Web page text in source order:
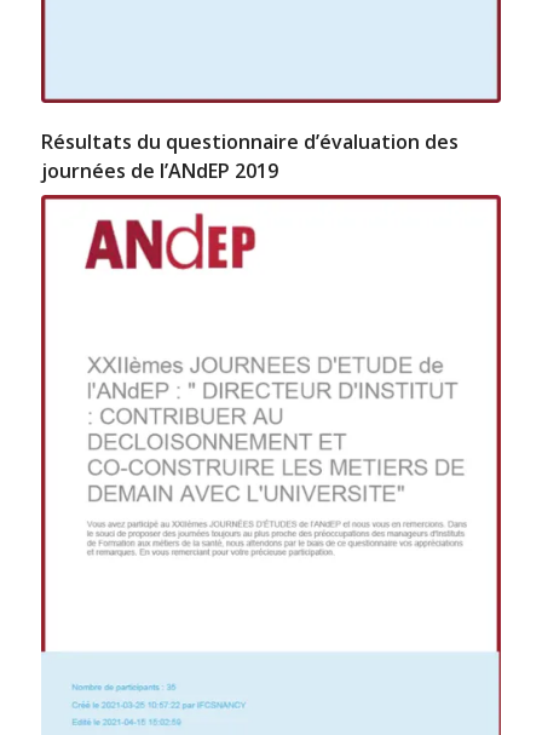
Résultats du questionnaire d’évaluation des
journées de l’ANdEP 2019